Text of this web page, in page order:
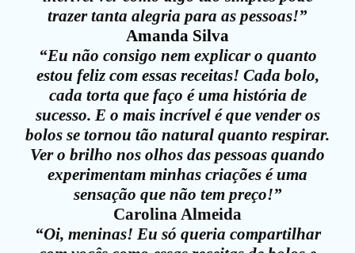
trazer tanta alegria para as pessoas!”
Amanda Silva
“Eu não consigo nem explicar o quanto
estou feliz com essas receitas! Cada bolo,
cada torta que faço é uma história de
sucesso. E o mais incrível é que vender os
bolos se tornou tão natural quanto respirar.
Ver o brilho nos olhos das pessoas quando
experimentam minhas criações é uma
sensação que não tem preço!”
Carolina Almeida
“Oi, meninas! Eu só queria compartilhar